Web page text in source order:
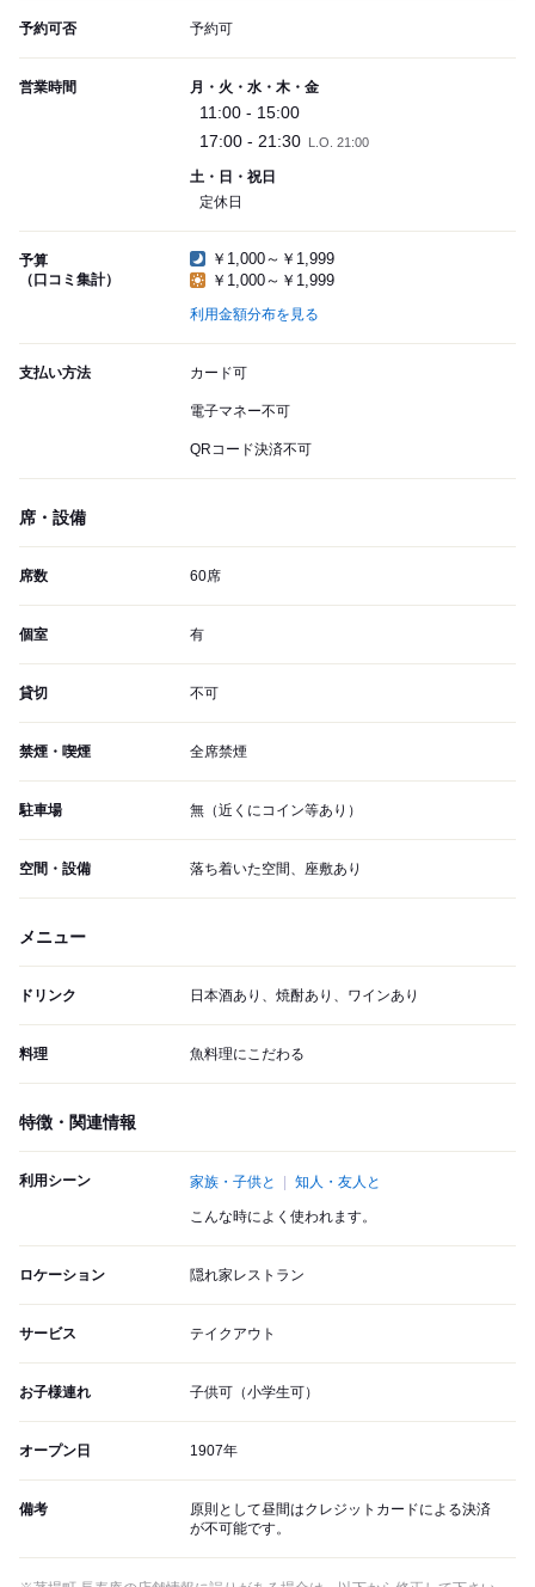
予約可否 予約可
営業時間 月・火・水・木・金
11:00 - 15:00
17:00 - 21:30 L.O. 21:00
土・日・祝日
定休日
予算
（口コミ集計）
￥1,000～￥1,999
￥1,000～￥1,999
利用金額分布を見る
支払い方法 カード可
電子マネー不可
QRコード決済不可
席・設備
席数 60席
個室 有
貸切 不可
禁煙・喫煙 全席禁煙
駐車場 無（近くにコイン等あり）
空間・設備 落ち着いた空間、座敷あり
メニュー
ドリンク 日本酒あり、焼酎あり、ワインあり
料理 魚料理にこだわる
特徴・関連情報
利用シーン 家族・子供と 知人・友人と
こんな時によく使われます。
ロケーション 隠れ家レストラン
サービス テイクアウト
お子様連れ 子供可（小学生可）
オープン日 1907年
備考
原則として昼間はクレジットカードによる決済
が不可能です。